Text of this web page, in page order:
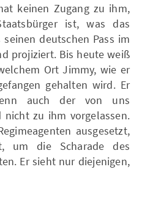
keinen Zugang zu ihm,
ist, was das
deutschen Pass im
projiziert. Bis heute weiß
Ort Jimmy, wie er
gehalten wird. Er
auch der von uns
nicht zu ihm vorgelassen.
ausgesetzt,
um die Scharade des
Er sieht nur diejenigen,